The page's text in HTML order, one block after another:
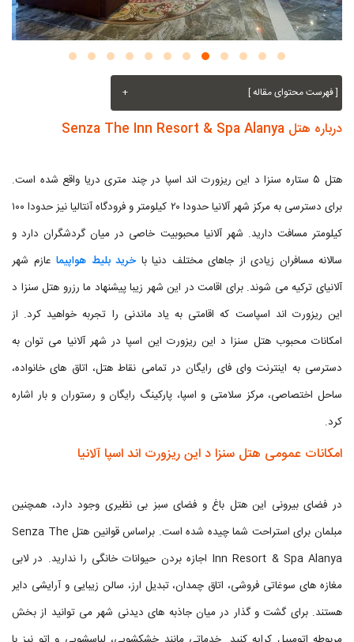
[ فهرست محتوای مقاله ] +
درباره هتل Senza The Inn Resort & Spa Alanya
هتل ۵ ستاره سنزا د این ریزورت اند اسپا در چند متری دریا واقع شده است.
برای دسترسی به مرکز شهر آلانیا حدودا ۲۰ کیلومتر و فرودگاه آنتالیا نیز حدودا ۱۰۰
کیلومتر مسافت دارید. شهر آلانیا محبوبیت خاصی در میان گردشگران دارد و
سالانه مسافران زیادی از جاهای مختلف دنیا با خرید بلیط هواپیما عازم شهر
آلانیای ترکیه می شوند. برای اقامت در این شهر زیبا پیشنهاد ما رزرو هتل سنزا د
این ریزورت اند اسپاست که اقامتی به یاد ماندنی را تجربه خواهید کرد. از
امکانات محبوب هتل سنزا د این ریزورت این اسپا در شهر آلانیا می توان به
دسترسی به اینترنت وای فای رایگان در تمامی نقاط هتل، اتاق های خانواده،
ساحل اختصاصی، مرکز سلامتی و اسپا، پارکینگ رایگان و رستوران و بار اشاره
کرد.
امکانات عمومی هتل سنزا د این ریزورت اند اسپا آلانیا
در فضای بیرونی این هتل باغ و فضای سبز بی نظیری وجود دارد، همچنین
مبلمان برای استراحت شما چیده شده است. براساس قوانین هتل Senza The
Inn Resort & Spa Alanya اجازه بردن حیوانات خانگی را ندارید. در لابی
مغازه های سوغاتی فروشی، اتاق چمدان، تبدیل ارز، سالن زیبایی و آرایشی دایر
هستند. برای گشت و گذار در میان جاذبه های دیدنی شهر می توانید از بخش